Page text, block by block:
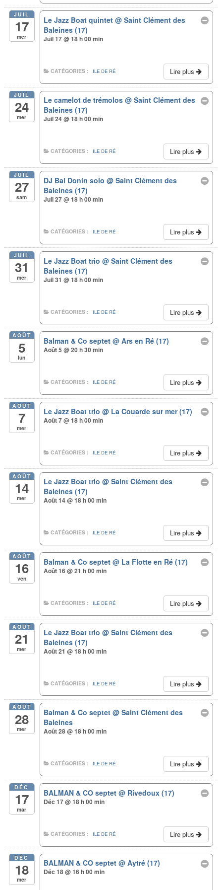
JUIL
17
mer
Le Jazz Boat quintet@ Saint Clément des
Baleines (17)
Juil 17 @ 18 h 00 min
Lire plus
CATÉGORIES : ILE DE RÉ
JUIL
24
mer
Le camelot de trémolos@ Saint Clément des
Baleines (17)
Juil 24 @ 18 h 00 min
Lire plus
CATÉGORIES : ILE DE RÉ
JUIL
27
sam
DJ Bal Donin solo@ Saint Clément des
Baleines (17)
Juil 27 @ 18 h 00 min
Lire plus
CATÉGORIES : ILE DE RÉ
JUIL
31
mer
Le Jazz Boat trio@ Saint Clément des
Baleines (17)
Juil 31 @ 18 h 00 min
Lire plus
CATÉGORIES : ILE DE RÉ
AOÛT
5
lun
Balman & Co septet@ Ars en Ré (17)
Août 5 @ 20 h 30 min
Lire plus
CATÉGORIES : ILE DE RÉ
AOÛT
7
mer
Le Jazz Boat trio@ La Couarde sur mer (17)
Août 7 @ 18 h 00 min
Lire plus
CATÉGORIES : ILE DE RÉ
AOÛT
14
mer
Le Jazz Boat trio@ Saint Clément des
Baleines (17)
Août 14 @ 18 h 00 min
Lire plus
CATÉGORIES : ILE DE RÉ
AOÛT
16
ven
Balman & Co septet@ La Flotte en Ré (17)
Août 16 @ 21 h 00 min
Lire plus
CATÉGORIES : ILE DE RÉ
AOÛT
21
mer
Le Jazz Boat trio@ Saint Clément des
Baleines (17)
Août 21 @ 18 h 00 min
Lire plus
CATÉGORIES : ILE DE RÉ
AOÛT
28
mer
Balman & Co septet@ Saint Clément des
Baleines
Août 28 @ 18 h 00 min
Lire plus
CATÉGORIES : ILE DE RÉ
DÉC
17
mar
BALMAN & CO septet@ Rivedoux (17)
Déc 17 @ 18 h 00 min
Lire plus
CATÉGORIES : ILE DE RÉ
DÉC
18
mer
BALMAN & CO septet@ Aytré (17)
Déc 18 @ 16 h 00 min